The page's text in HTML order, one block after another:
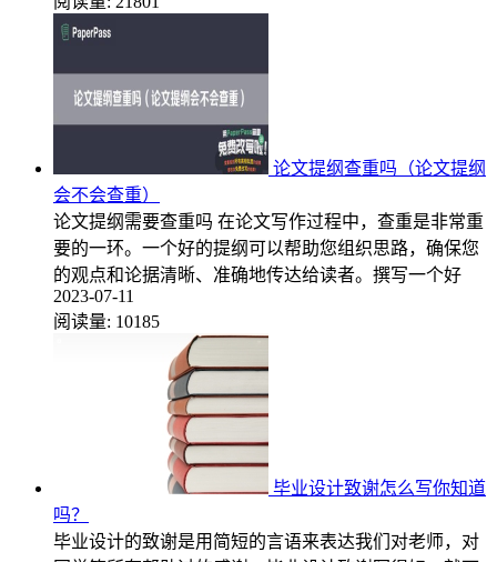
论文提纲查重吗（论文提纲
会不会查重）
论文提纲需要查重吗 在论文写作过程中，查重是非常重
要的一环。一个好的提纲可以帮助您组织思路，确保您
的观点和论据清晰、准确地传达给读者。撰写一个好
2023-07-11
阅读量: 10185
毕业设计致谢怎么写你知道
吗？
毕业设计的致谢是用简短的言语来表达我们对老师，对